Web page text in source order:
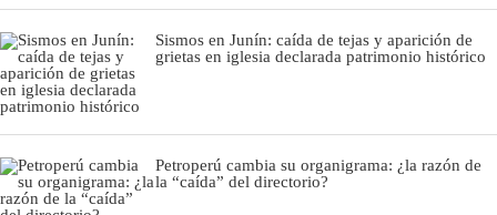
Sismos en Junín: caída de tejas y aparición de
grietas en iglesia declarada patrimonio histórico
Petroperú cambia su organigrama: ¿la razón de
la “caída” del directorio?